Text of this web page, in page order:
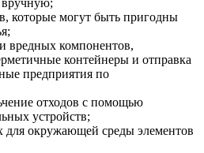
вручную;
которые могут быть пригодны
вредных компонентов,
контейнеры и отправка
предприятия по
отходов с помощью
устройств;
для окружающей среды элементов